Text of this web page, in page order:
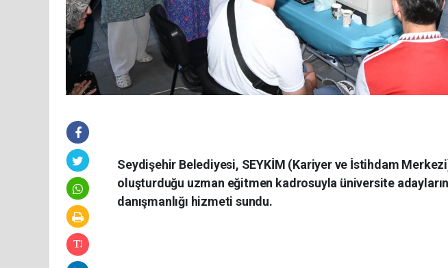
Seydişehir Belediyesi, SEYKİM (Kariyer ve İstihdam
oluşturduğu uzman eğitmen kadrosuyla üniversite
danışmanlığı hizmeti sundu.